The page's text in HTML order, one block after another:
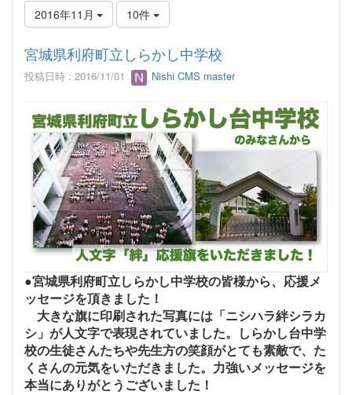
2016年11月 10件
宮城県利府町立しらかし中学校
投稿日時 : 2016/11/01 Nishi CMS master
●宮城県利府町立しらかし中学校の皆様から、応援メ
ッセージを頂きました！
大きな旗に印刷された写真には「ニシハラ絆シラカ
シ」が人文字で表現されていました。しらかし台中学
校の生徒さんたちや先生方の笑顔がとても素敵で、た
くさんの元気をいただきました。力強いメッセージを
本当にありがとうございました！